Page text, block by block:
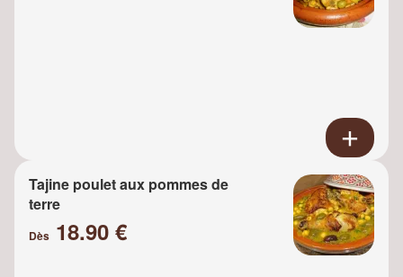
Tajine poulet aux pommes de
terre
Dès 18.90 €